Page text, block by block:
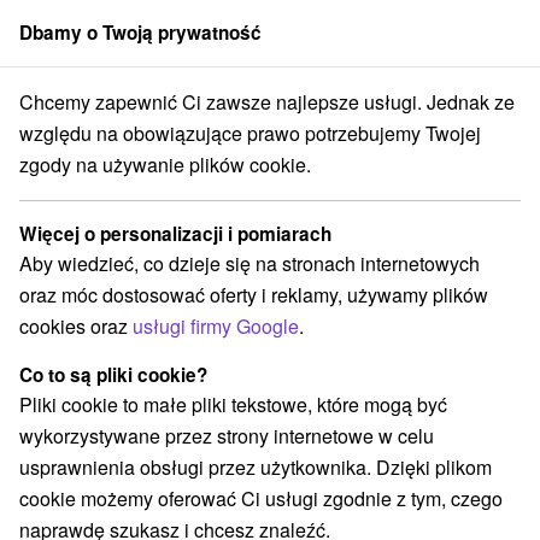
członek grupySorger
Blog Po Slovensku za gastronomickými zážitkami
PO SLOVENSKU ZA
GASTRONOMICKÝMI
ZÁŽITKAMI
Dbamy o Twoją prywatność
Chcemy zapewnić Ci zawsze najlepsze usługi. Jednak ze
względu na obowiązujące prawo potrzebujemy Twojej
zgody na używanie plików cookie.
Więcej o personalizacji i pomiarach
Aby wiedzieć, co dzieje się na stronach internetowych
oraz móc dostosować oferty i reklamy, używamy plików
cookies oraz usługi firmy Google.
Co to są pliki cookie?
Pliki cookie to małe pliki tekstowe, które mogą być
wykorzystywane przez strony internetowe w celu
usprawnienia obsługi przez użytkownika. Dzięki plikom
cookie możemy oferować Ci usługi zgodnie z tym, czego
naprawdę szukasz i chcesz znaleźć.